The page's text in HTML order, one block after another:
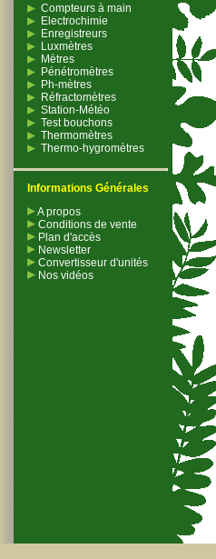
Compteurs à main
Electrochimie
Enregistreurs
Luxmètres
Mètres
Pénétromètres
Ph-mètres
Réfractomètres
Station-Météo
Test bouchons
Thermomètres
Thermo-hygromètres
Informations Générales
A propos
Conditions de vente
Plan d'accès
Newsletter
Convertisseur d'unités
Nos vidéos